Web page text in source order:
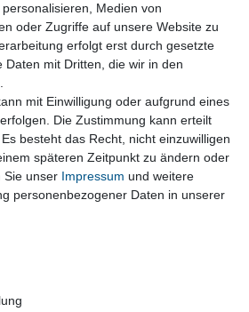
In den Warenkorb
inkl. ges. MwSt.
zzgl. Versandkosten
oder Teilmotoren, Zylinderköpfe,
widerrufen
Medien von
oder Zugriffe auf unsere Website zu
erfolgt erst durch gesetzte
Daten mit Dritten, die wir in den
mit Einwilligung oder aufgrund eines
Die Zustimmung kann erteilt
besteht das Recht, nicht einzuwilligen
späteren Zeitpunkt zu ändern oder
Sie unser Impressum und weitere
personenbezogener Daten in unserer